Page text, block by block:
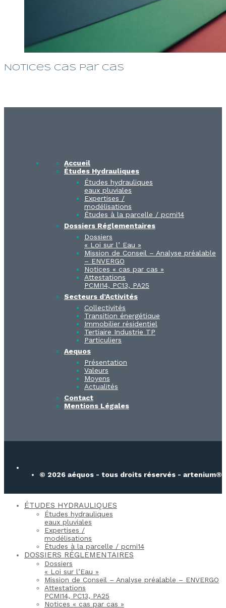
Notices Cas par Cas
Accueil
Études Hydrauliques
Études hydrauliques
eaux pluviales
Expertises /
modélisations
Études à la parcelle / pcmi14​
Dossiers Réglementaires
Dossiers
« Loi sur l’ Eau »
Mission de Conseil – Analyse préalable
– ENVERGO
Notices « cas par cas »
Attestations
PCMI14, PC13, PA25
Secteurs d’Activités
Collectivités
Transition énergétique
Immobilier résidentiel
Tertiaire Industrie TP
Particuliers
Aequos
Présentation
Valeurs
Moyens
Actualités
Contact
Mentions Légales
© 2026 aéquos - tous droits réservés - artenium®
ÉTUDES HYDRAULIQUES
Études hydrauliques
eaux pluviales
Expertises /
modélisations
Études à la parcelle / pcmi14​
DOSSIERS RÉGLEMENTAIRES
Dossiers
« Loi sur l’Eau »
Mission de Conseil – Analyse préalable – ENVERGO
Attestations
PCMI14, PC13, PA25
Notices « cas par cas »